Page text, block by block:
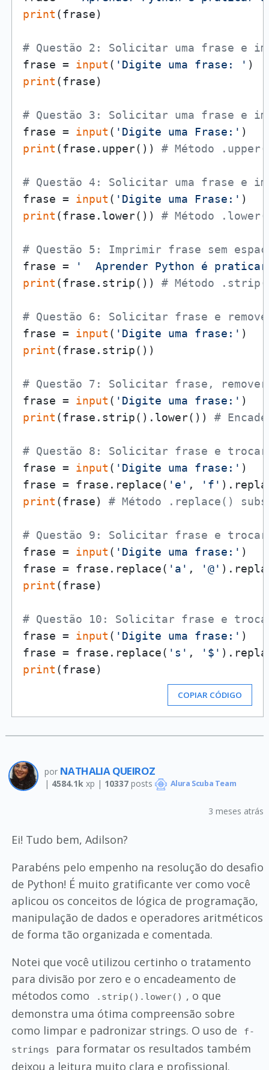
print (frase)
# Questão 2: Solicitar uma frase e
frase = input ( 'Digite uma frase: '
print (frase)
# Questão 3: Solicitar uma frase e
frase = input ( 'Digite uma Frase:'
print (frase.upper()) # Método
# Questão 4: Solicitar uma frase e
frase = input ( 'Digite uma Frase:'
print (frase.lower()) # Método
# Questão 5: Imprimir frase sem
frase =
'  Aprender Python é
print (frase.strip()) # Método
# Questão 6: Solicitar frase e
frase = input ( 'Digite uma frase:'
print (frase.strip())
# Questão 7: Solicitar frase, remover
frase = input ( 'Digite uma frase:'
print (frase.strip().lower()) #
# Questão 8: Solicitar frase e
frase = input ( 'Digite uma frase:' )
frase = frase.replace( 'e' , 'f'
print (frase) # Método .replace()
# Questão 9: Solicitar frase e trocar
frase = input ( 'Digite uma frase:' )
frase = frase.replace( 'a' , '@'
print (frase)
# Questão 10: Solicitar frase e
frase = input ( 'Digite uma frase:' )
frase = frase.replace( 's' , '$'
print
COPIAR CÓDIGO
por NATHALIA QUEIROZ
| 4584.1k xp | 10337posts Alura Scuba Team
3 meses atrás
Ei! Tudo bem, Adilson?
Parabéns pelo empenho na resolução do desafio
de Python! É muito gratificante ver como você
aplicou os conceitos de lógica de programação,
manipulação de dados e operadores aritméticos
de forma tão organizada e comentada.
Notei que você utilizou certinho o tratamento
para divisão por zero e o encadeamento de
métodos como
.strip().lower() , o que
demonstra uma ótima compreensão sobre
como limpar e padronizar strings. O uso de
f-
strings
para formatar os resultados também
deixou a leitura muito clara e profissional.